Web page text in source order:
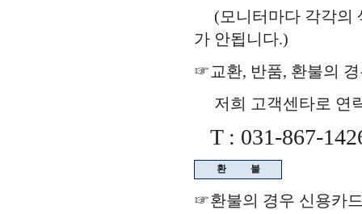
(모니터마다 각각의
가 안됩니다.)
☞교환, 반품, 환불의
저희 고객센타로 연
T : 031-867-
환 불
☞환불의 경우 신용카